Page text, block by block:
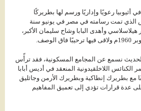
أثيوبيا رعويًا وإداريًا ورسم لها بطريركًا
الذي تمت رسامته في مصر في يونيو سنة
هيلاسلاسي وأهدى البابا وشاح سليمان الأكبر،
نسمع عن المجامع المسكونية، فقد ترأّس
الكنائس اللاخلقيدونية المنعقد في أديس أبابا
1965م، متفقًا مع بطريرك إنطاكية وبطريرك الأرمن وجاثليق
على عدة قرارات تؤدي إلى تعميق المفاهيم